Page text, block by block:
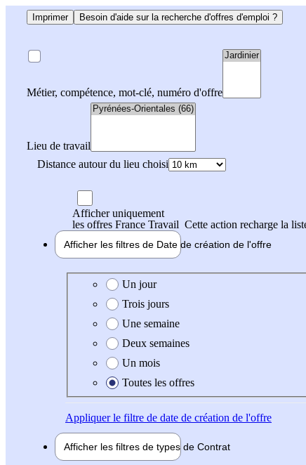
Imprimer Besoin d'aide sur la recherche d'offres d'emploi ?
Métier, compétence, mot-clé, numéro d'offre
Lieu de travail
Distance autour du lieu choisi
Afficher uniquement
les offres France Travail Cette action recharge la
Afficher les filtres de Date de création de l'offre
Date de création de l'offre
Un jour
Trois jours
Une semaine
Deux semaines
Un mois
Toutes les offres
Appliquerle filtre de date de création de l'offre
Afficher les filtres de types de Contrat